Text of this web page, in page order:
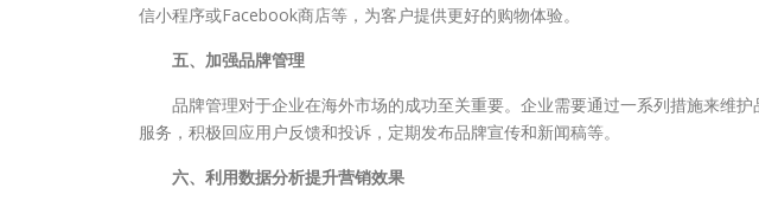
信小程序或Facebook商店等，为客户提供更好的购物体验。
五、加强品牌管理
品牌管理对于企业在海外市场的成功至关重要。企业需要通过一系列措施来维护
服务，积极回应用户反馈和投诉，定期发布品牌宣传和新闻稿等。
六、利用数据分析提升营销效果